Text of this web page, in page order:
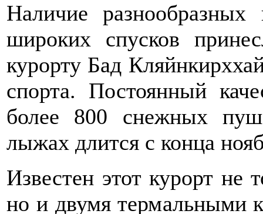
Наличие
широких спусков
курорту Бад
спорта. Постоянный
более 800 снежных
лыжах длится с конца
Известен этот курорт не
но и двумя термальными